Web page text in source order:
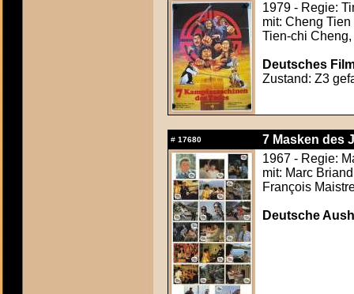
1979 - Regie:
mit: Cheng
Tien-chi
Deutsches
Zustand: Z3
# 17680
7 Masken des
1967 - Regie:
mit: Marc
François
Deutsche